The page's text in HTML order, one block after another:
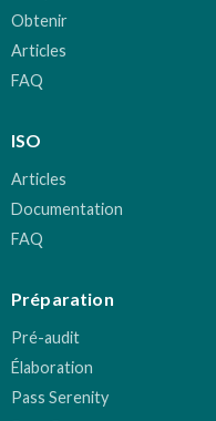
Obtenir
Articles
FAQ
ISO
Articles
Documentation
FAQ
Préparation
Pré-audit
Élaboration
Pass Serenity